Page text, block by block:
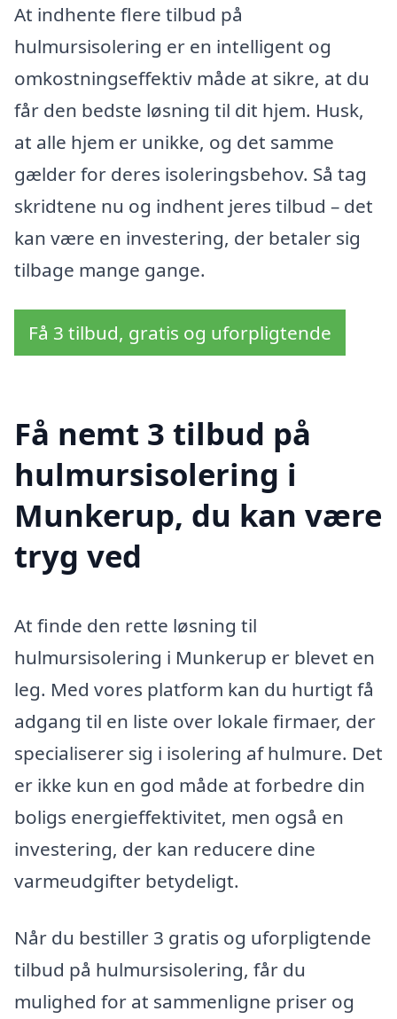
At indhente flere tilbud på
hulmursisolering er en intelligent og
omkostningseffektiv måde at sikre, at du
får den bedste løsning til dit hjem. Husk,
at alle hjem er unikke, og det samme
gælder for deres isoleringsbehov. Så tag
skridtene nu og indhent jeres tilbud – det
kan være en investering, der betaler sig
tilbage mange gange.
Få 3 tilbud, gratis og uforpligtende
Få nemt 3 tilbud på
hulmursisolering i
Munkerup, du kan være
tryg ved
At finde den rette løsning til
hulmursisolering i Munkerup er blevet en
leg. Med vores platform kan du hurtigt få
adgang til en liste over lokale firmaer, der
specialiserer sig i isolering af hulmure. Det
er ikke kun en god måde at forbedre din
boligs energieffektivitet, men også en
investering, der kan reducere dine
varmeudgifter betydeligt.
Når du bestiller 3 gratis og uforpligtende
tilbud på hulmursisolering, får du
mulighed for at sammenligne priser og